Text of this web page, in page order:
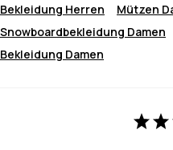
Bekleidung Herren
Mützen
Snowboardbekleidung Damen
Bekleidung Damen